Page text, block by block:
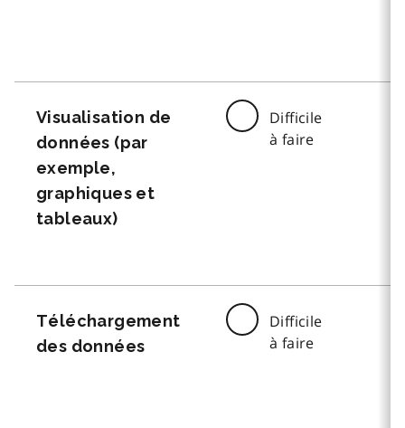
Visualisation de
données (par
exemple,
graphiques et
tableaux)
Difficile
à faire
Téléchargement
des données
Difficile
à faire